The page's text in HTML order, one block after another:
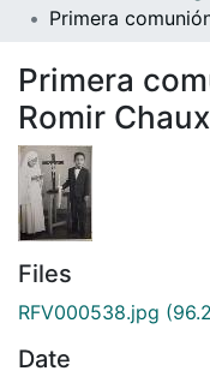
Primera
Romir Chaux
Files
RFV000538.jpg
Date